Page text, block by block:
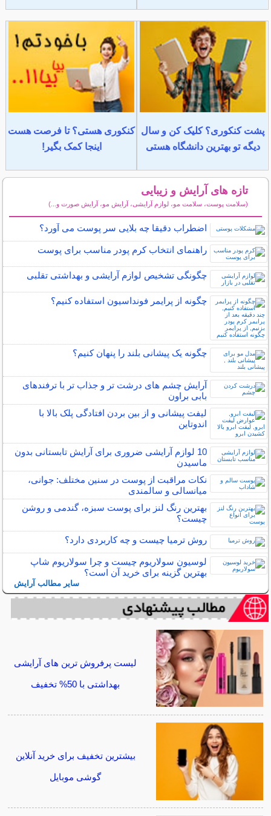
پشت کنکوری؟ کلیک کن و سال
دیگه تو بهترین دانشگاه هستی
کنکوری هستی؟ تا فرصت هست
اینجا کمک بگیر!
تازه های آرایش و زیبایی
(سلامت پوست، سلامت مو، لوازم آرایشی، آرایش مو، آرایش صورت و...)
اضطراب دقیقا چه بلایی سر پوست می آورد؟
راهنمای انتخاب کرم پودر مناسب برای پوست
چگونگی تشخیص لوازم آرایشی و بهداشتی تقلبی
چگونه از پرایمر فونداسیون استفاده کنیم؟
چگونه یک پیشانی بلند را پنهان کنیم؟
آرایش چشم های درشت تر و جذاب تر با ترفندهای
بابی براون
لیفت پیشانی و از بین بردن افتادگی پلک بالا با
اندوتاین
10 لوازم آرایشی ضروری برای آرایش تابستانی بدون
ماسیدن
نکات مراقبت از پوست در سنین مختلف: جوانی،
میانسالی و سالمندی
بهترین رنگ لنز برای پوست سبزه، گندمی و روشن
چیست؟
روش ترمیا چیست و چه کاربردی دارد؟
لوسیون سولاریوم چیست و چرا سولاریوم شاپ
بهترین گزینه برای خرید آن است؟
سایر مطالب آرایش
لیست پرفروش ترین های آرایشی
بهداشتی با 50% تخفیف
بیشترین تخفیف برای خرید آنلاین
گوشی موبایل